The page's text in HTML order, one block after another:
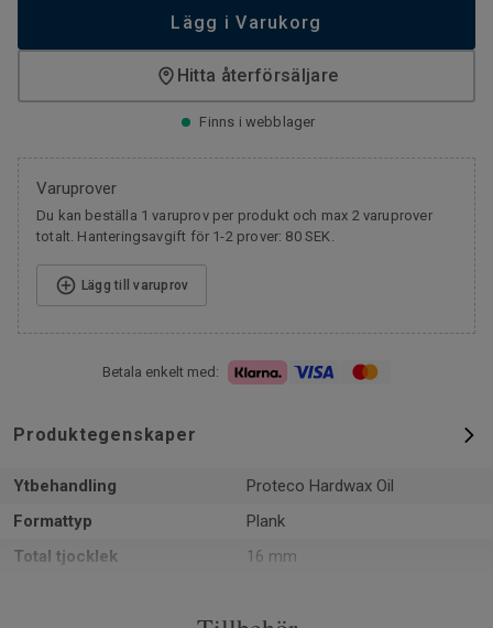
Lägg i Varukorg
Hitta återförsäljare
Finns i webblager
Varuprover
Du kan beställa 1 varuprov per produkt och max 2 varuprover
totalt. Hanteringsavgift för 1-2 prover: 80 SEK.
Lägg till varuprov
Betala enkelt med:
Produktegenskaper
Ytbehandling
Proteco Hardwax Oil
Formattyp
Plank
Total tjocklek
16 mm